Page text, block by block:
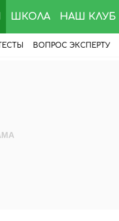
ШКОЛА НАШ КЛУБ
ВОПРОС ЭКСПЕРТУ